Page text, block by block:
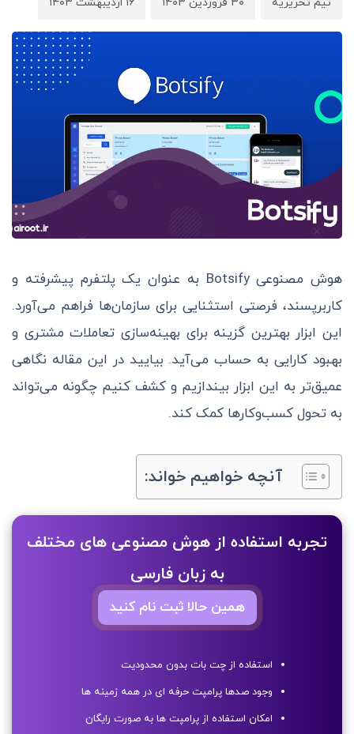
تیم تحریریه ۳۰ فروردین ۱۴۰۳ ۱۶ اردیبهشت ۱۴۰۳
هوش مصنوعی Botsify به عنوان یک پلتفرم پیشرفته و
کاربرپسند، فرصتی استثنایی برای سازمان‌ها فراهم می‌آورد.
این ابزار بهترین گزینه برای بهینه‌سازی تعاملات مشتری و
بهبود کارایی به حساب می‌آید. بیایید در این مقاله نگاهی
عمیق‌تر به این ابزار بیندازیم و کشف کنیم چگونه می‌تواند
به تحول کسب‌وکارها کمک کند.
آنچه خواهیم خواند:
تجربه استفاده از هوش مصنوعی های مختلف
به زبان فارسی
همین حالا ثبت نام کنید
استفاده از چت بات بدون محدودیت
وجود صدها پرامپت حرفه ای در همه زمینه ها
امکان استفاده از پرامپت ها به صورت رایگان